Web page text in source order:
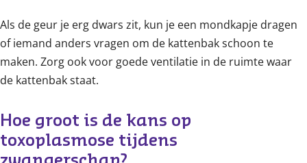
Als de geur je erg dwars zit, kun je een mondkapje dragen
of iemand anders vragen om de kattenbak schoon te
maken. Zorg ook voor goede ventilatie in de ruimte waar
de kattenbak staat.
Hoe groot is de kans op
toxoplasmose tijdens